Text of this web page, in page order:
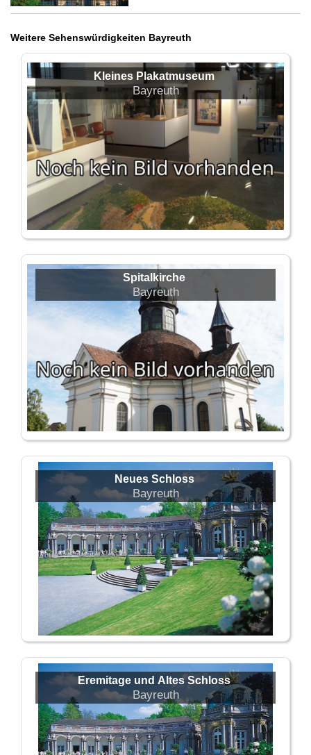
Weitere Sehenswürdigkeiten Bayreuth
Kleines Plakatmuseum
Bayreuth
Spitalkirche
Bayreuth
Neues Schloss
Bayreuth
Eremitage und Altes Schloss
Bayreuth